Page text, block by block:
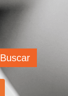
Buscar